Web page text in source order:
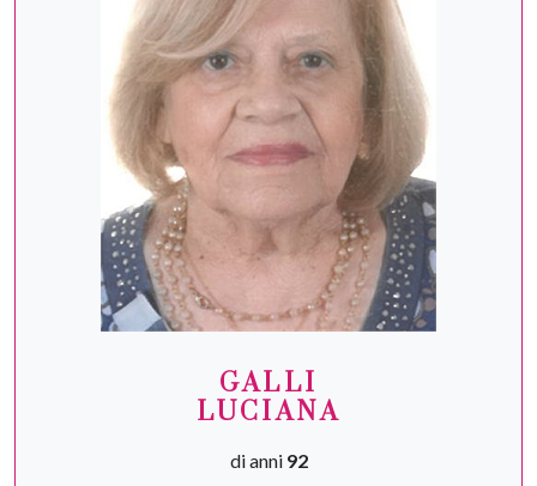
GALLI
LUCIANA
di anni 92